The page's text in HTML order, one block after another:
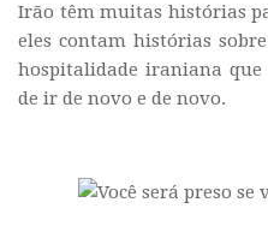
Irão têm muitas histórias
eles contam histórias
hospitalidade iraniana que
de ir de novo e de novo.